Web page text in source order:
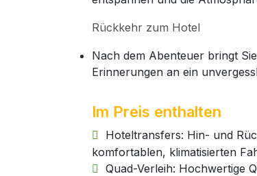
Rückkehr zum Hotel
Nach dem Abenteuer bringt
Erinnerungen an ein
Im Preis enthalten
Hoteltransfers: Hin- und
komfortablen, klimatisierten
Quad-Verleih: Hochwertige